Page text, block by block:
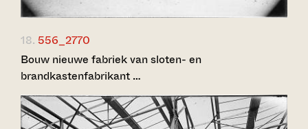
18. 556_2770
Bouw nieuwe fabriek van sloten- en
brandkastenfabrikant …